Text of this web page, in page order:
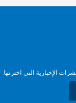
الإخبارية التي اخترتها.